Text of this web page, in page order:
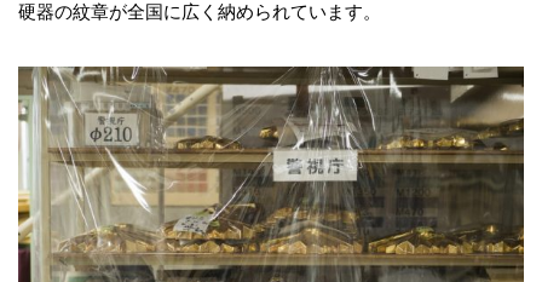
硬器の紋章が全国に広く納められています。